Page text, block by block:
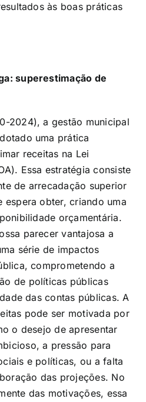
às boas práticas
superestimação de
2024), a gestão municipal
uma prática
receitas na Lei
Essa estratégia consiste
de arrecadação superior
espera obter, criando uma
orçamentária.
parecer vantajosa a
série de impactos
comprometendo a
de políticas públicas
das contas públicas. A
pode ser motivada por
o desejo de apresentar
a pressão para
e políticas, ou a falta
das projeções. No
das motivações, essa